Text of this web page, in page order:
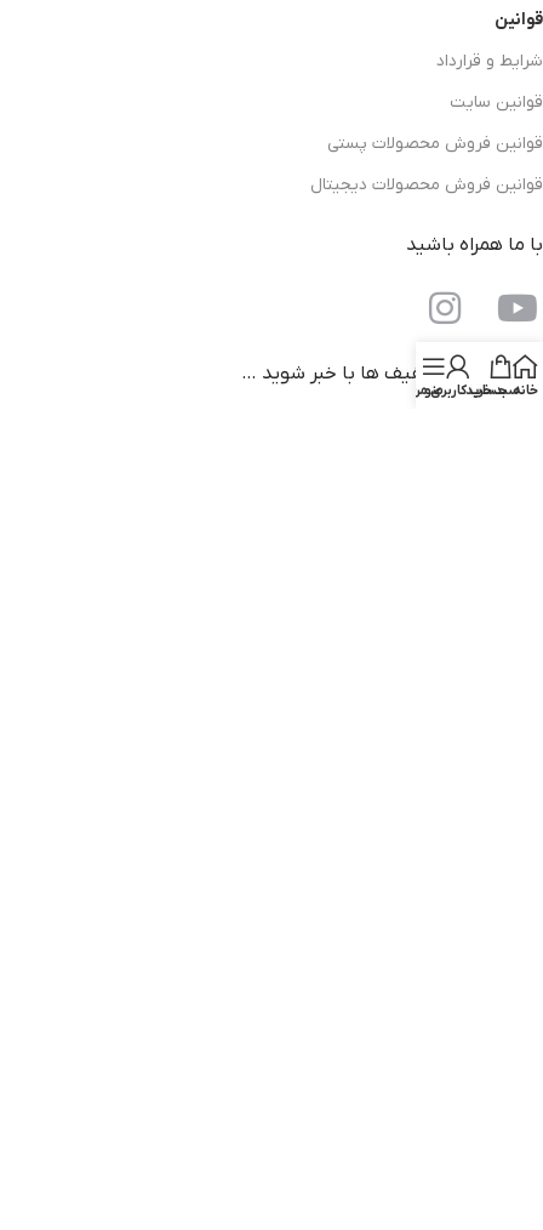
قوانین
شرایط و قرارداد
قوانین سایت
قوانین فروش محصولات پستی
قوانین فروش محصولات دیجیتال
با ما همراه باشید
از جدیدترین تخفیف ها با خبر شوید …
خانهسبد خرید
حساب کاربری من
منو